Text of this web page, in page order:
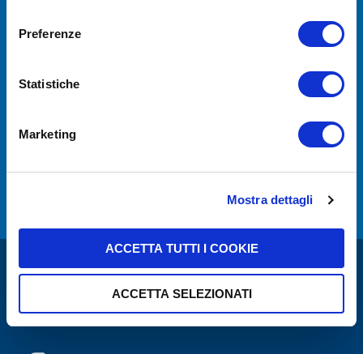
navigazione senza alcuna profilazione. Selezionando
“Accetta tutti i cookie” presti il tuo consenso alla
pagina dedicati ai cookie
Preferenze
Statistiche
Marketing
Mostra dettagli
ACCETTA TUTTI I COOKIE
ACCETTA SELEZIONATI
noticias con nuestro newsletter
política de protección de datosy he leído el